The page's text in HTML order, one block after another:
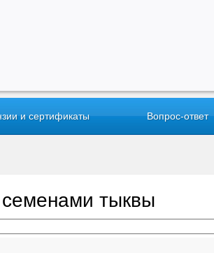
и сертификаты Вопрос-ответ
семенами тыквы